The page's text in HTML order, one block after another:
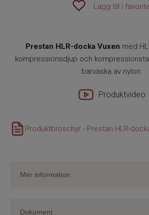
Lägg till i
Prestan HLR-docka Vuxen med
kompressionsdjup och
bärväska av nylon.
Produktvideo
Produktbroschyr - Prestan HLR-
Mer information
tester med bl.a. 500 000
Dokument